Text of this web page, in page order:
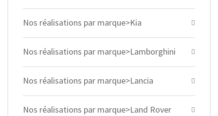
Nos réalisations par marque>Kia
Nos réalisations par marque>Lamborghini
Nos réalisations par marque>Lancia
Nos réalisations par marque>Land Rover